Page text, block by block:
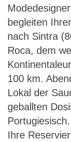
begleiten
nach Sintra
Roca, dem
100 km.
Lokal der
geballten
Ihre